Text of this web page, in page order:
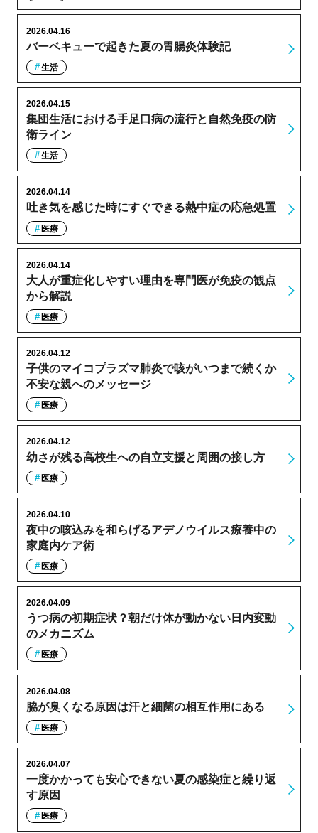
バーベキューで起きた夏の胃腸炎体験記
2026.04.16
生活
集団生活における手足口病の流行と自然免疫の防
衛ライン
2026.04.15
生活
吐き気を感じた時にすぐできる熱中症の応急処置
2026.04.14
医療
大人が重症化しやすい理由を専門医が免疫の観点
から解説
2026.04.14
医療
子供のマイコプラズマ肺炎で咳がいつまで続くか
不安な親へのメッセージ
2026.04.12
医療
幼さが残る高校生への自立支援と周囲の接し方
2026.04.12
医療
夜中の咳込みを和らげるアデノウイルス療養中の
家庭内ケア術
2026.04.10
医療
うつ病の初期症状？朝だけ体が動かない日内変動
のメカニズム
2026.04.09
医療
脇が臭くなる原因は汗と細菌の相互作用にある
2026.04.08
医療
一度かかっても安心できない夏の感染症と繰り返
す原因
2026.04.07
医療